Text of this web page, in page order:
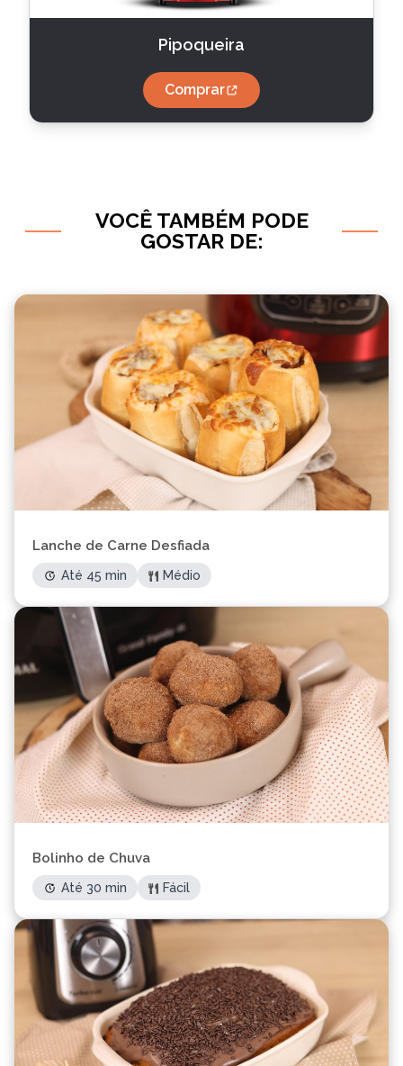
Pipoqueira
Comprar
VOCÊ TAMBÉM PODE
GOSTAR DE:
Lanche de Carne Desfiada
Até 45 min Médio
Bolinho de Chuva
Até 30 min Fácil